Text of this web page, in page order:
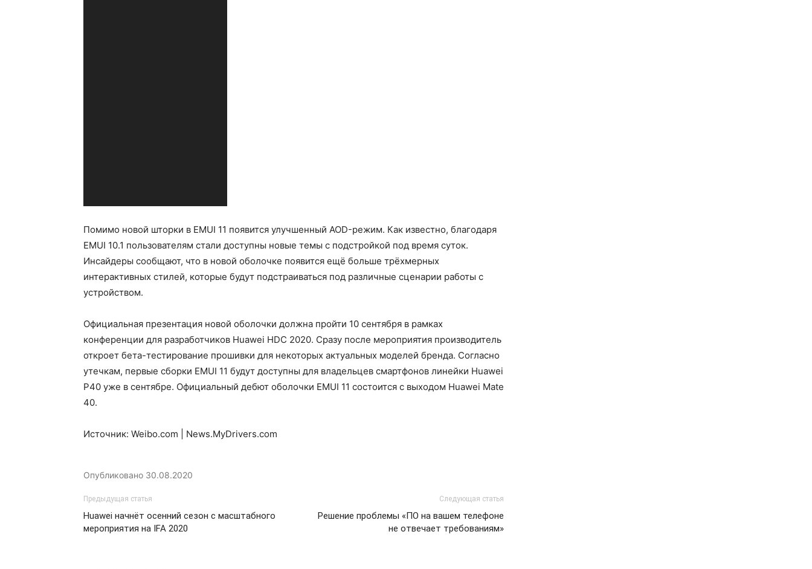
Помимо новой шторки в EMUI 11 появится улучшенный AOD-режим. Как известно, благодаря
EMUI 10.1 пользователям стали доступны новые темы с подстройкой под время суток.
Инсайдеры сообщают, что в новой оболочке появится ещё больше трёхмерных
интерактивных стилей, которые будут подстраиваться под различные сценарии работы с
устройством.
Официальная презентация новой оболочки должна пройти 10 сентября в рамках
конференции для разработчиков Huawei HDC 2020. Сразу после мероприятия производитель
откроет бета-тестирование прошивки для некоторых актуальных моделей бренда. Согласно
утечкам, первые сборки EMUI 11 будут доступны для владельцев смартфонов линейки Huawei
P40 уже в сентябре. Официальный дебют оболочки EMUI 11 состоится с выходом Huawei Mate
40.
Источник: Weibo.com | News.MyDrivers.com
Опубликовано 30.08.2020
Предыдущая статья
Huawei начнёт осенний сезон с масштабного
мероприятия на IFA 2020
Следующая статья
Решение проблемы «ПО на вашем телефоне
не отвечает требованиям»